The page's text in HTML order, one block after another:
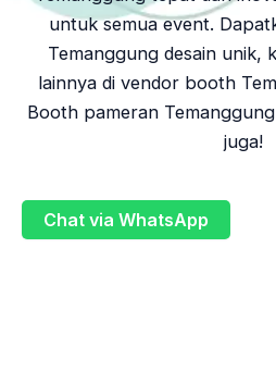
untuk semua event.
Temanggung desain unik,
lainnya di vendor booth
Booth pameran
juga!
Chat via WhatsApp